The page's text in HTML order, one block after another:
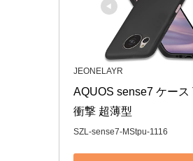
JEONELAYR
AQUOS sense7 ケース
衝撃 超薄型
SZL-sense7-MStpu-1116